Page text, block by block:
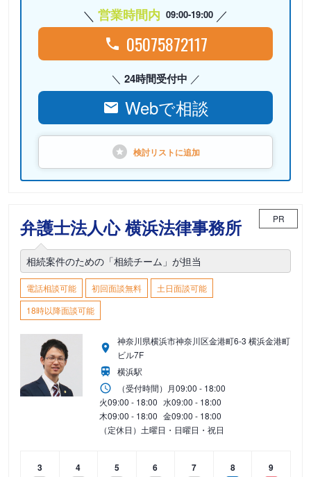
営業時間内 09:00-19:00
05075872117
24時間受付中
Webで相談
検討リストに追加
弁護士法人心 横浜法律事務所 PR
相続案件のための「相続チーム」が担当
電話相談可能 初回面談無料
土日面談可能
18時以降面談可能
神奈川県横浜市神奈川区金港町6-3 横浜金港町
ビル7F
横浜駅
（受付時間） 月09:00 - 18:00
火09:00 - 18:00 水09:00 - 18:00
木09:00 - 18:00 金09:00 - 18:00
（定休日）土曜日・日曜日・祝日
3
4
5
6
7
8
9